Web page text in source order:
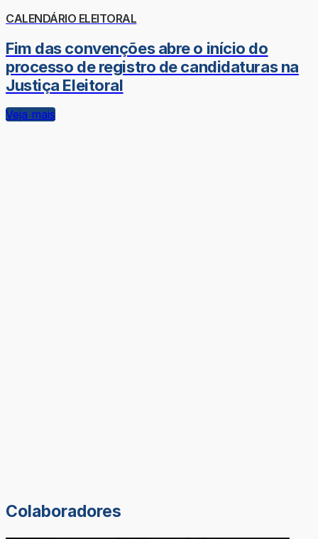
CALENDÁRIO ELEITORAL
Fim das convenções abre o início do
processo de registro de candidaturas na
Justiça Eleitoral
Veja mais
Colaboradores